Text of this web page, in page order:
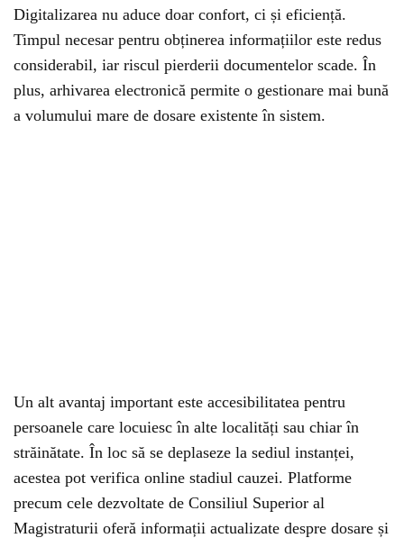
Digitalizarea nu aduce doar confort, ci și eficiență.
Timpul necesar pentru obținerea informațiilor este redus
considerabil, iar riscul pierderii documentelor scade. În
plus, arhivarea electronică permite o gestionare mai bună
a volumului mare de dosare existente în sistem.
Un alt avantaj important este accesibilitatea pentru
persoanele care locuiesc în alte localități sau chiar în
străinătate. În loc să se deplaseze la sediul instanței,
acestea pot verifica online stadiul cauzei. Platforme
precum cele dezvoltate de Consiliul Superior al
Magistraturii oferă informații actualizate despre dosare și